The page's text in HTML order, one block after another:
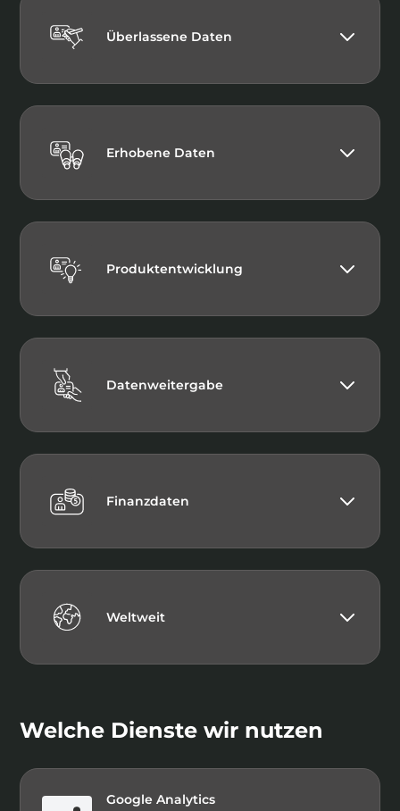
Überlassene Daten
Erhobene Daten
Produktentwicklung
Datenweitergabe
Finanzdaten
Weltweit
Welche Dienste wir nutzen
Google Analytics